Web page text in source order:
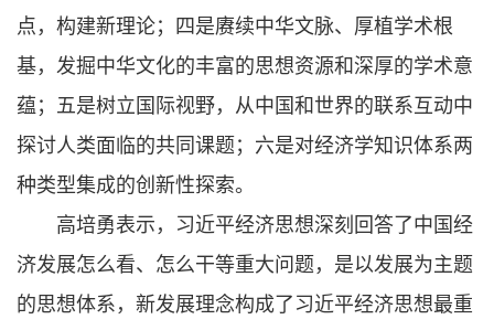
点，构建新理论；四是赓续中华文脉、厚植学术根
基，发掘中华文化的丰富的思想资源和深厚的学术意
蕴；五是树立国际视野，从中国和世界的联系互动中
探讨人类面临的共同课题；六是对经济学知识体系两
种类型集成的创新性探索。
高培勇表示，习近平经济思想深刻回答了中国经
济发展怎么看、怎么干等重大问题，是以发展为主题
的思想体系，新发展理念构成了习近平经济思想最重